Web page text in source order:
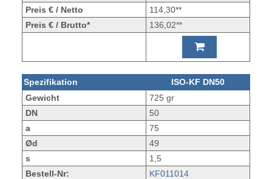
Preis € / Netto
114,30**
Preis € / Brutto*
136,02**
Spezifikation
ISO-KF DN50
Gewicht
725 gr
DN
50
a
75
Ød
49
s
1,5
Bestell-Nr:
KF011014